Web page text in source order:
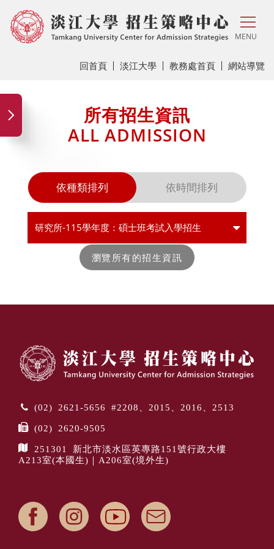
MENU
回首頁 淡江大學 教務處首頁 網站導覽
所有招生資訊
ALL ADMISSION
依種類排列 依時間排列
研究所-115學年度：碩士班考試入學招生
(02) 2621-5656 #2208、2015、2016、2513
(02) 2620-9505
251301 新北市淡水區英專路151號行政大樓
A213室(本國生)｜A206室(境外生)